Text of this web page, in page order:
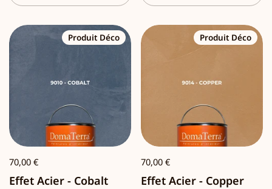
70,00 €
Effet Acier - Cobalt
Produit Déco
70,00 €
Effet Acier - Copper
Produit Déco